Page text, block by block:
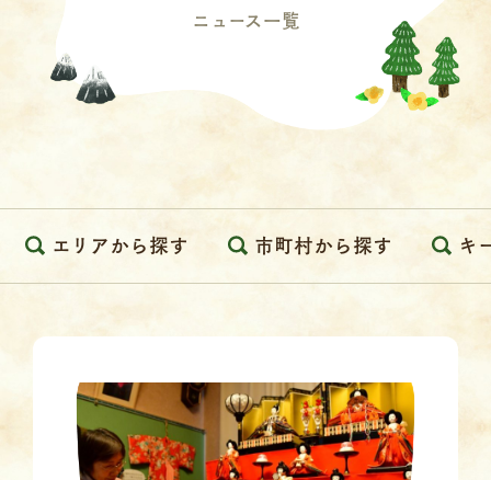
ニュース一覧
エリアから探す 市町村から探す キ